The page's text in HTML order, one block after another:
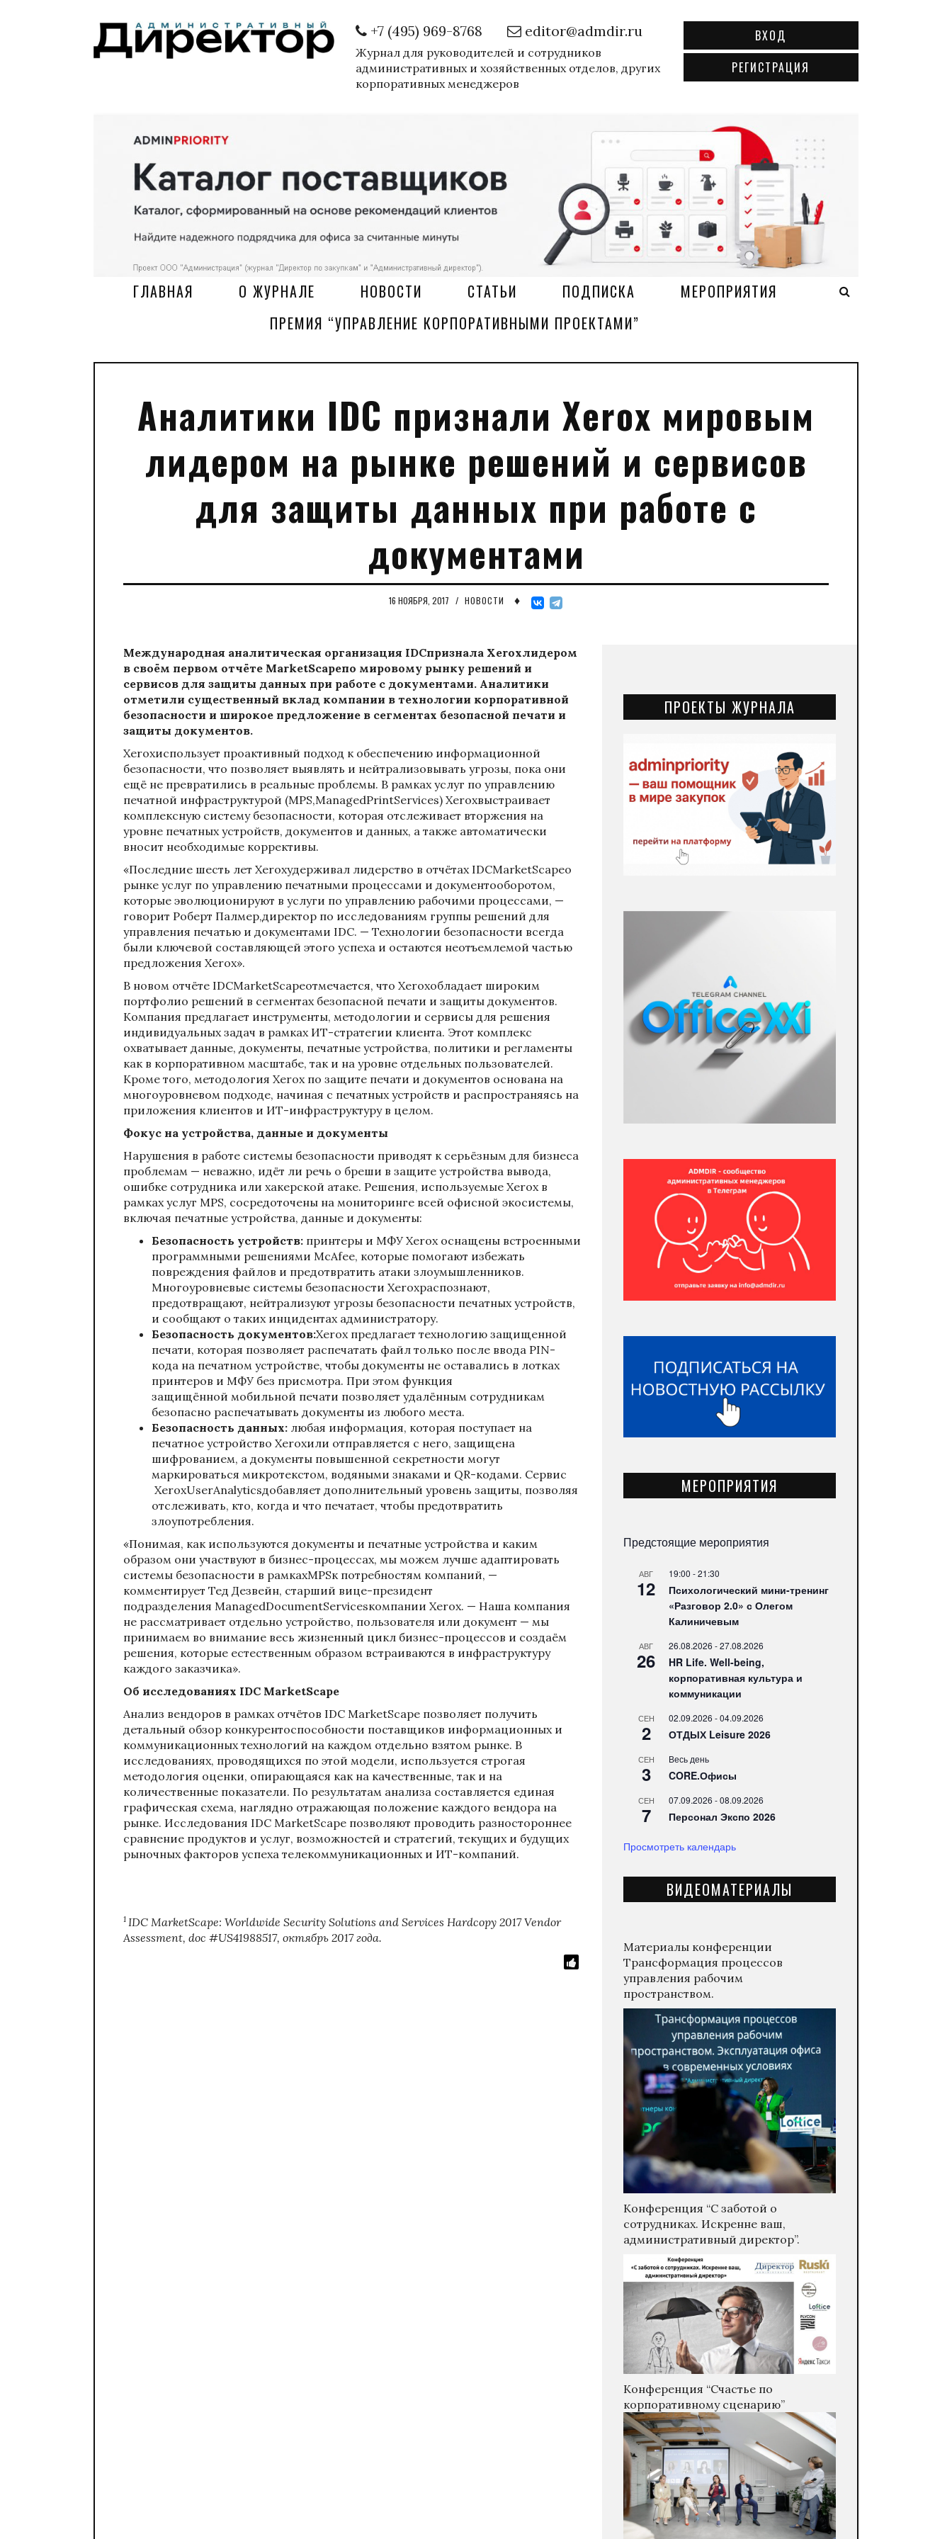
+7 (495) 969-8768 editor@admdir.ru
Журнал для руководителей и сотрудников
административных и хозяйственных отделов, других
корпоративных менеджеров
ВХОД
РЕГИСТРАЦИЯ
ГЛАВНАЯ О ЖУРНАЛЕ НОВОСТИ СТАТЬИ ПОДПИСКА
МЕРОПРИЯТИЯ
ПРЕМИЯ “УПРАВЛЕНИЕ КОРПОРАТИВНЫМИ ПРОЕКТАМИ”
Аналитики IDC признали Xerox мировым
лидером на рынке решений и сервисов
для защиты данных при работе с
документами
16 НОЯБРЯ, 2017 / НОВОСТИ ♦
Международная аналитическая организация IDCпризнала Xeroxлидером
в своём первом отчёте MarketScapeпо мировому рынку решений и
сервисов для защиты данных при работе с документами. Аналитики
отметили существенный вклад компании в технологии корпоративной
безопасности и широкое предложение в сегментах безопасной печати и
защиты документов.
Xeroxиспользует проактивный подход к обеспечению информационной
безопасности, что позволяет выявлять и нейтрализовывать угрозы, пока они
ещё не превратились в реальные проблемы. В рамках услуг по управлению
печатной инфраструктурой (MPS,ManagedPrintServices) Xeroxвыстраивает
комплексную систему безопасности, которая отслеживает вторжения на
уровне печатных устройств, документов и данных, а также автоматически
вносит необходимые коррективы.
«Последние шесть лет Xeroxудерживал лидерство в отчётах IDCMarketScapeо
рынке услуг по управлению печатными процессами и документооборотом,
которые эволюционируют в услуги по управлению рабочими процессами, —
говорит Роберт Палмер,директор по исследованиям группы решений для
управления печатью и документами IDC. — Технологии безопасности всегда
были ключевой составляющей этого успеха и остаются неотъемлемой частью
предложения Xerox».
В новом отчёте IDCMarketScapeотмечается, что Xeroxобладает широким
портфолио решений в сегментах безопасной печати и защиты документов.
Компания предлагает инструменты, методологии и сервисы для решения
индивидуальных задач в рамках ИТ-стратегии клиента. Этот комплекс
охватывает данные, документы, печатные устройства, политики и регламенты
как в корпоративном масштабе, так и на уровне отдельных пользователей.
Кроме того, методология Xerox по защите печати и документов основана на
многоуровневом подходе, начиная с печатных устройств и распространяясь на
приложения клиентов и ИТ-инфраструктуру в целом.
Фокус на устройства, данные и документы
Нарушения в работе системы безопасности приводят к серьёзным для бизнеса
проблемам — неважно, идёт ли речь о бреши в защите устройства вывода,
ошибке сотрудника или хакерской атаке. Решения, используемые Xerox в
рамках услуг MPS, сосредоточены на мониторинге всей офисной экосистемы,
включая печатные устройства, данные и документы:
Безопасность устройств: принтеры и МФУ Xerox оснащены встроенными
программными решениями McAfee, которые помогают избежать
повреждения файлов и предотвратить атаки злоумышленников.
Многоуровневые системы безопасности Xeroxраспознают,
предотвращают, нейтрализуют угрозы безопасности печатных устройств,
и сообщают о таких инцидентах администратору.
Безопасность документов:Xerox предлагает технологию защищенной
печати, которая позволяет распечатать файл только после ввода PIN-
кода на печатном устройстве, чтобы документы не оставались в лотках
принтеров и МФУ без присмотра. При этом функция
защищённой мобильной печати позволяет удалённым сотрудникам
безопасно распечатывать документы из любого места.
Безопасность данных: любая информация, которая поступает на
печатное устройство Xeroxили отправляется с него, защищена
шифрованием, а документы повышенной секретности могут
маркироваться микротекстом, водяными знаками и QR-кодами. Сервис
XeroxUserAnalyticsдобавляет дополнительный уровень защиты, позволяя
отслеживать, кто, когда и что печатает, чтобы предотвратить
злоупотребления.
«Понимая, как используются документы и печатные устройства и каким
образом они участвуют в бизнес-процессах, мы можем лучше адаптировать
системы безопасности в рамкахMPSк потребностям компаний, —
комментирует Тед Дезвейн, старший вице-президент
подразделения ManagedDocumentServicesкомпании Xerox. — Наша компания
не рассматривает отдельно устройство, пользователя или документ — мы
принимаем во внимание весь жизненный цикл бизнес-процессов и создаём
решения, которые естественным образом встраиваются в инфраструктуру
каждого заказчика».
Об исследованиях IDC MarketScape
Анализ вендоров в рамках отчётов IDC MarketScape позволяет получить
детальный обзор конкурентоспособности поставщиков информационных и
коммуникационных технологий на каждом отдельно взятом рынке. В
исследованиях, проводящихся по этой модели, используется строгая
методология оценки, опирающаяся как на качественные, так и на
количественные показатели. По результатам анализа составляется единая
графическая схема, наглядно отражающая положение каждого вендора на
рынке. Исследования IDC MarketScape позволяют проводить разностороннее
сравнение продуктов и услуг, возможностей и стратегий, текущих и будущих
рыночных факторов успеха телекоммуникационных и ИТ-компаний.
1 IDC MarketScape: Worldwide Security Solutions and Services Hardcopy 2017 Vendor
Assessment, doc #US41988517, октябрь 2017года.
ПРОЕКТЫ ЖУРНАЛА
МЕРОПРИЯТИЯ
Предстоящие мероприятия
АВГ
12
19:00 -21:30
Психологический мини-тренинг
«Разговор 2.0» с Олегом
Калиничевым
АВГ
26
26.08.2026 -27.08.2026
HR Life. Well-being,
корпоративная культура и
коммуникации
СЕН
2
02.09.2026 -04.09.2026
ОТДЫХ Leisure 2026
СЕН
3
Весь день
CORE.Офисы
СЕН
7
07.09.2026 -08.09.2026
Персонал Экспо 2026
Просмотреть календарь
ВИДЕОМАТЕРИАЛЫ
Материалы конференции
Трансформация процессов
управления рабочим
пространством.
Конференция “С заботой о
сотрудниках. Искренне ваш,
административный директор”.
Конференция “Счастье по
корпоративному сценарию”